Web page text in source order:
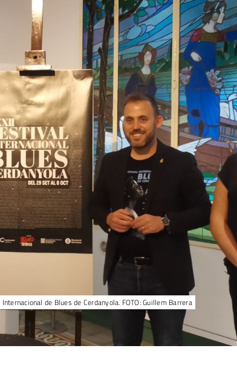
de Blues de Cerdanyola. FOTO: Guillem Barrera